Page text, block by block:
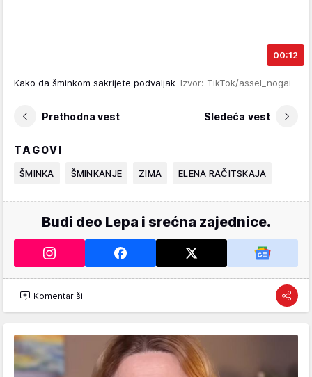
00:12
Kako da šminkom sakrijete podvaljak Izvor: TikTok/assel_nogai
Prethodna vest Sledeća vest
TAGOVI
ŠMINKA ŠMINKANJE ZIMA ELENA RAČITSKAJA
Budi deo Lepa i srećna zajednice.
Komentariši